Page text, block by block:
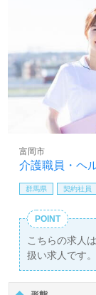
介護職員・ヘ
富岡市
群馬県 契約社員
POINT
こちらの求人
扱い求人です。
詳細に関して
【無料】で皆